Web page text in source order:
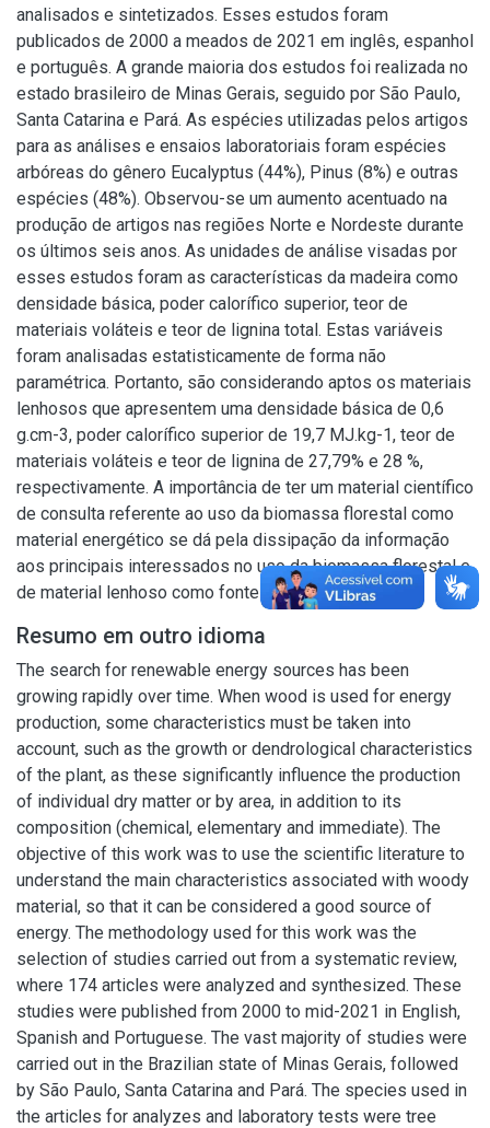
analisados e sintetizados. Esses estudos foram
publicados de 2000 a meados de 2021 em inglês, espanhol
e português. A grande maioria dos estudos foi realizada no
estado brasileiro de Minas Gerais, seguido por São Paulo,
Santa Catarina e Pará. As espécies utilizadas pelos artigos
para as análises e ensaios laboratoriais foram espécies
arbóreas do gênero Eucalyptus (44%), Pinus (8%) e outras
espécies (48%). Observou-se um aumento acentuado na
produção de artigos nas regiões Norte e Nordeste durante
os últimos seis anos. As unidades de análise visadas por
esses estudos foram as características da madeira como
densidade básica, poder calorífico superior, teor de
materiais voláteis e teor de lignina total. Estas variáveis
foram analisadas estatisticamente de forma não
paramétrica. Portanto, são considerando aptos os materiais
lenhosos que apresentem uma densidade básica de 0,6
g.cm-3, poder calorífico superior de 19,7 MJ.kg-1, teor de
materiais voláteis e teor de lignina de 27,79% e 28 %,
respectivamente. A importância de ter um material científico
de consulta referente ao uso da biomassa florestal como
material energético se dá pela dissipação da informação
aos principais interessados no uso da biomassa florestal e
de material lenhoso como fonte energética.
Resumo em outro idioma
The search for renewable energy sources has been
growing rapidly over time. When wood is used for energy
production, some characteristics must be taken into
account, such as the growth or dendrological characteristics
of the plant, as these significantly influence the production
of individual dry matter or by area, in addition to its
composition (chemical, elementary and immediate). The
objective of this work was to use the scientific literature to
understand the main characteristics associated with woody
material, so that it can be considered a good source of
energy. The methodology used for this work was the
selection of studies carried out from a systematic review,
where 174 articles were analyzed and synthesized. These
studies were published from 2000 to mid-2021 in English,
Spanish and Portuguese. The vast majority of studies were
carried out in the Brazilian state of Minas Gerais, followed
by São Paulo, Santa Catarina and Pará. The species used in
the articles for analyzes and laboratory tests were tree